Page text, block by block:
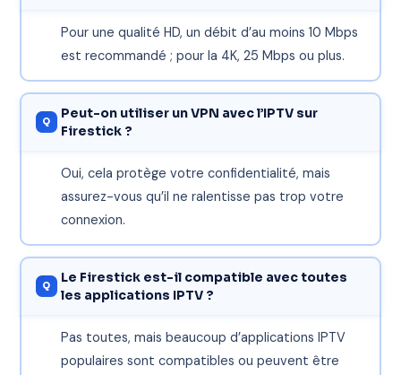
Pour une qualité HD, un débit d’au moins 10 Mbps
est recommandé ; pour la 4K, 25 Mbps ou plus.
Peut-on utiliser un VPN avec l’IPTV sur
Firestick ?
Oui, cela protège votre confidentialité, mais
assurez-vous qu’il ne ralentisse pas trop votre
connexion.
Le Firestick est-il compatible avec toutes
les applications IPTV ?
Pas toutes, mais beaucoup d’applications IPTV
populaires sont compatibles ou peuvent être